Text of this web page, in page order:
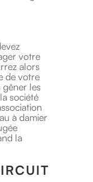
votre
alors
de votre
les
société
à damier
la